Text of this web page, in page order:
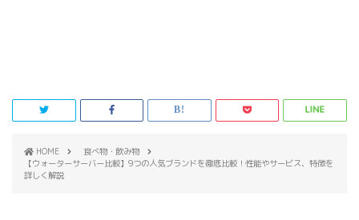
HOME
食べ物・飲み物
【ウォーターサーバー比較】9つの人気ブランドを徹底比較！性能やサービス、特徴を
詳しく解説